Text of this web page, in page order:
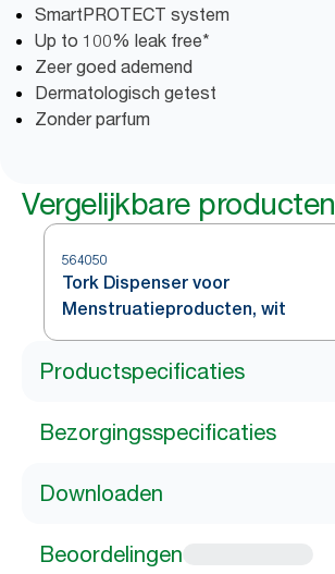
SmartPROTECT system
Up to 100% leak free*
Zeer goed ademend
Dermatologisch getest
Zonder parfum
Vergelijkbare producten
564050
Tork Dispenser voor
Menstruatieproducten, wit
Productspecificaties
Bezorgingsspecificaties
Downloaden
Beoordelingen